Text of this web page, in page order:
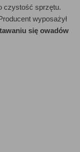
czystość sprzętu.
wyposażył
się owadów